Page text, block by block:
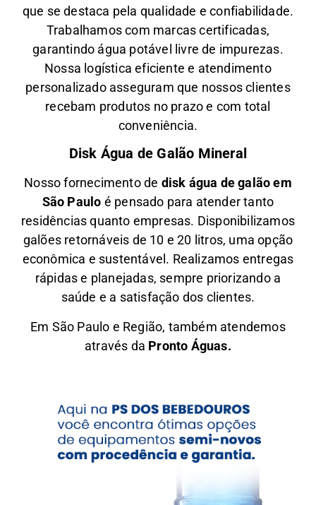
que se destaca pela qualidade e confiabilidade.
Trabalhamos com marcas certificadas,
garantindo água potável livre de impurezas.
Nossa logística eficiente e atendimento
personalizado asseguram que nossos clientes
recebam produtos no prazo e com total
conveniência.
Disk Água de Galão Mineral
Nosso fornecimento de disk água de galão em
São Paulo é pensado para atender tanto
residências quanto empresas. Disponibilizamos
galões retornáveis de 10 e 20 litros, uma opção
econômica e sustentável. Realizamos entregas
rápidas e planejadas, sempre priorizando a
saúde e a satisfação dos clientes.
Em São Paulo e Região, também atendemos
através da Pronto Águas.